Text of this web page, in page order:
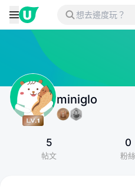
miniglo
5
帖文
0
粉絲